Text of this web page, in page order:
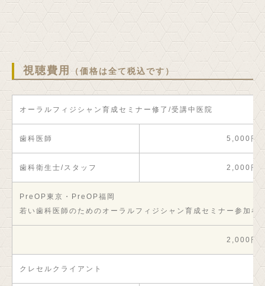
視聴費用 （価格は全て税込です）
オーラルフィジシャン育成セミナー修了/受講中医院
歯科医師 5,000円
歯科衛生士/スタッフ 2,000円
PreOP東京・PreOP福岡
若い歯科医師のためのオーラルフィジシャン育成セミナー参加者
2,000円
クレセルクライアント